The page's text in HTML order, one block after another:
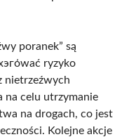
poranek” są
ryzyko
nietrzeźwych
na celu utrzymanie
na drogach, co jest
Kolejne akcje